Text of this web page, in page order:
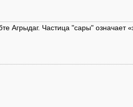
Агрыдаг. Частица "сары" означает